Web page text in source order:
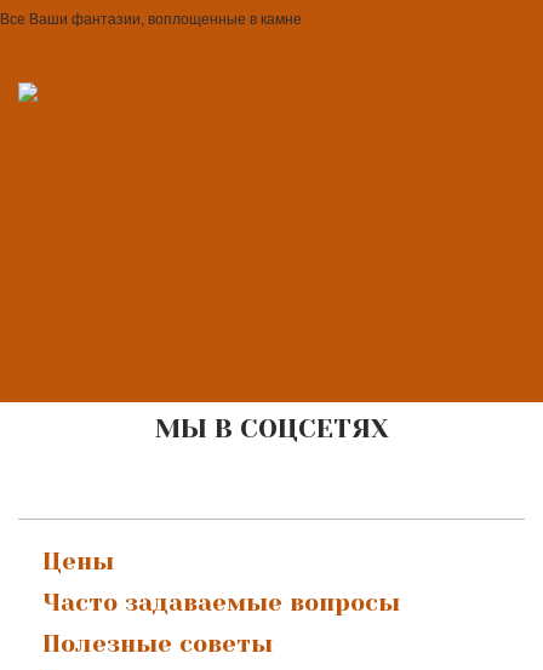
Все Ваши фантазии, воплощенные в камне
МЫ В СОЦСЕТЯХ
Цены
Часто задаваемые вопросы
Полезные советы